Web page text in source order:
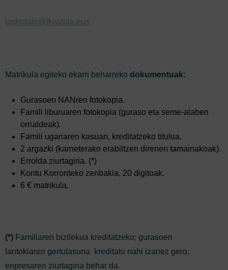
laskorain@ikastola.eus
Matrikula egiteko ekarri beharreko dokumentuak:
Gurasoen NANren fotokopia.
Famili liburuaren fotokopia (guraso eta seme-alaben
orrialdeak).
Famili ugariaren kasuan, kreditatzeko titulua.
2 argazki (karneterako erabiltzen direnen tamainakoak).
Errolda ziurtagiria. (*)
Kontu Korronteko zenbakia, 20 digitoak.
6 € matrikula.
(*) Familiaren bizilekua kreditatzeko; gurasoen
lantokiaren gertutasuna kreditatu nahi izanez gero,
enpresaren ziurtagiria behar da.